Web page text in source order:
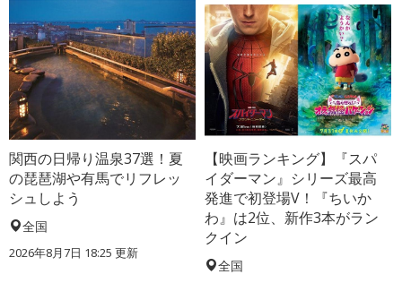
関西の日帰り温泉37選！夏
の琵琶湖や有馬でリフレッ
シュしよう
全国
2026年8月7日 18:25 更新
【映画ランキング】『スパ
イダーマン』シリーズ最高
発進で初登場V！『ちいか
わ』は2位、新作3本がラン
クイン
全国